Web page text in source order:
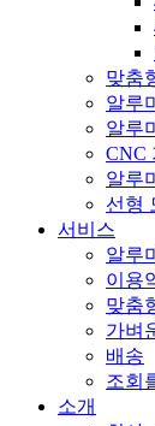
맞춤
알루
알루
CNC
알루
선형
서비스
알루
이용
맞춤
가벼
배송
조회
소개